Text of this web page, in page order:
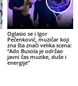
Oglasio se i Igor
Pečenković, muzičar koji
zna šta znači velika scena:
“Ado Busola je održao
javni čas muzike, duše i
energije”